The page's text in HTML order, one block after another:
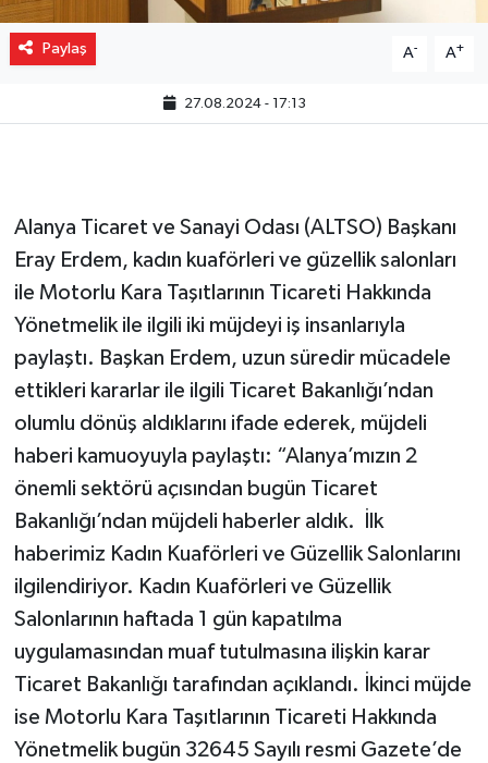
Paylaş A- A+
27.08.2024 - 17:13
Alanya Ticaret ve Sanayi Odası (ALTSO) Başkanı
Eray Erdem, kadın kuaförleri ve güzellik salonları
ile Motorlu Kara Taşıtlarının Ticareti Hakkında
Yönetmelik ile ilgili iki müjdeyi iş insanlarıyla
paylaştı. Başkan Erdem, uzun süredir mücadele
ettikleri kararlar ile ilgili Ticaret Bakanlığı’ndan
olumlu dönüş aldıklarını ifade ederek, müjdeli
haberi kamuoyuyla paylaştı: “Alanya’mızın 2
önemli sektörü açısından bugün Ticaret
Bakanlığı’ndan müjdeli haberler aldık. İlk
haberimiz Kadın Kuaförleri ve Güzellik Salonlarını
ilgilendiriyor. Kadın Kuaförleri ve Güzellik
Salonlarının haftada 1 gün kapatılma
uygulamasından muaf tutulmasına ilişkin karar
Ticaret Bakanlığı tarafından açıklandı. İkinci müjde
ise Motorlu Kara Taşıtlarının Ticareti Hakkında
Yönetmelik bugün 32645 Sayılı resmi Gazete’de